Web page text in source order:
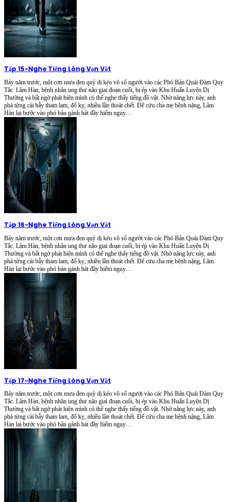
Tập 15-Nghe Tiếng Lòng Vạn Vật
Bảy năm trước, một cơn mưa đen quỷ dị kéo vô số người vào các Phó Bản Quái Đàm Quy
Tắc. Lâm Hàn, bệnh nhân ung thư não giai đoạn cuối, bị ép vào Khu Huấn Luyện Dị
Thường và bất ngờ phát hiện mình có thể nghe thấy tiếng đồ vật. Nhờ năng lực này, anh
phá từng cái bẫy tham lam, đố kỵ, nhiều lần thoát chết. Để cứu cha mẹ bệnh nặng, Lâm
Hàn lại bước vào phó bản gánh hát đầy hiểm nguy…
Tập 16-Nghe Tiếng Lòng Vạn Vật
Bảy năm trước, một cơn mưa đen quỷ dị kéo vô số người vào các Phó Bản Quái Đàm Quy
Tắc. Lâm Hàn, bệnh nhân ung thư não giai đoạn cuối, bị ép vào Khu Huấn Luyện Dị
Thường và bất ngờ phát hiện mình có thể nghe thấy tiếng đồ vật. Nhờ năng lực này, anh
phá từng cái bẫy tham lam, đố kỵ, nhiều lần thoát chết. Để cứu cha mẹ bệnh nặng, Lâm
Hàn lại bước vào phó bản gánh hát đầy hiểm nguy…
Tập 17-Nghe Tiếng Lòng Vạn Vật
Bảy năm trước, một cơn mưa đen quỷ dị kéo vô số người vào các Phó Bản Quái Đàm Quy
Tắc. Lâm Hàn, bệnh nhân ung thư não giai đoạn cuối, bị ép vào Khu Huấn Luyện Dị
Thường và bất ngờ phát hiện mình có thể nghe thấy tiếng đồ vật. Nhờ năng lực này, anh
phá từng cái bẫy tham lam, đố kỵ, nhiều lần thoát chết. Để cứu cha mẹ bệnh nặng, Lâm
Hàn lại bước vào phó bản gánh hát đầy hiểm nguy…